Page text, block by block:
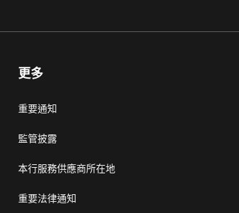
更多
重要通知
監管披露
本行服務供應商所在地
重要法律通知